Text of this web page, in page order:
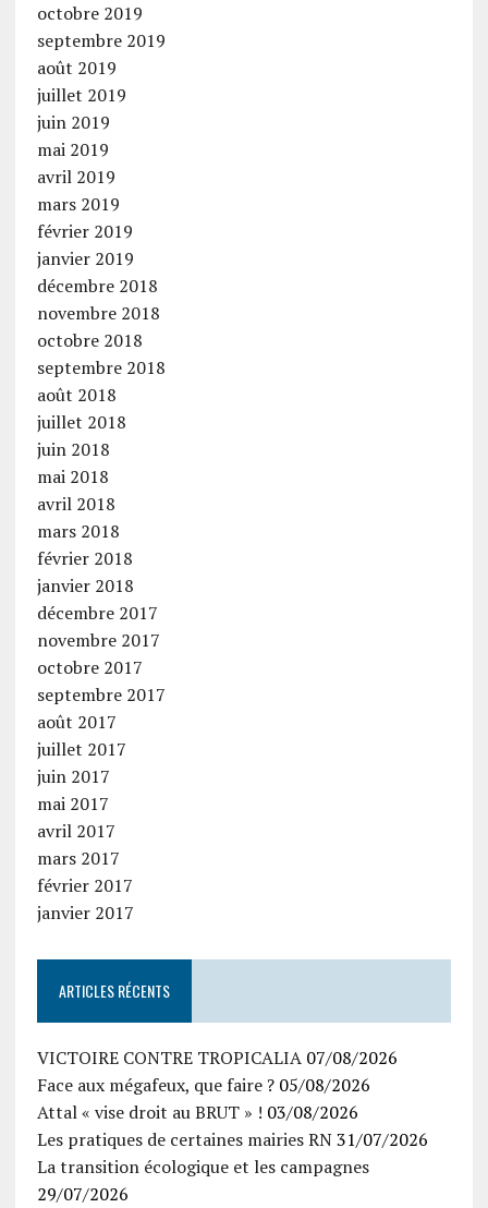
octobre 2019
septembre 2019
août 2019
juillet 2019
juin 2019
mai 2019
avril 2019
mars 2019
février 2019
janvier 2019
décembre 2018
novembre 2018
octobre 2018
septembre 2018
août 2018
juillet 2018
juin 2018
mai 2018
avril 2018
mars 2018
février 2018
janvier 2018
décembre 2017
novembre 2017
octobre 2017
septembre 2017
août 2017
juillet 2017
juin 2017
mai 2017
avril 2017
mars 2017
février 2017
janvier 2017
ARTICLES RÉCENTS
VICTOIRE CONTRE TROPICALIA 07/08/2026
Face aux mégafeux, que faire ? 05/08/2026
Attal « vise droit au BRUT » ! 03/08/2026
Les pratiques de certaines mairies RN 31/07/2026
La transition écologique et les campagnes
29/07/2026